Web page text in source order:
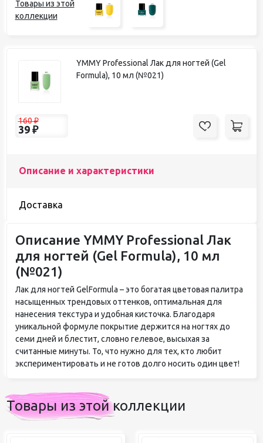
Товары из этой
коллекции
YMMY Professional Лак для ногтей (Gel
Formula), 10 мл (№021)
160₽
39 ₽
Описание и характеристики
Доставка
Описание YMMY Professional Лак
для ногтей (Gel Formula), 10 мл
(№021)
Лак для ногтей GelFormula – это богатая цветовая палитра
насыщенных трендовых оттенков, оптимальная для
нанесения текстура и удобная кисточка. Благодаря
уникальной формуле покрытие держится на ногтях до
семи дней и блестит, словно гелевое, высыхая за
считанные минуты. То, что нужно для тех, кто любит
экспериментировать и не готов долго носить один цвет!
Товары из этой коллекции